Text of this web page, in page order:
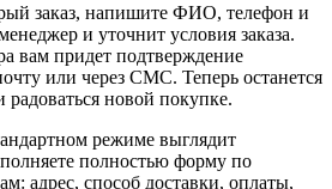
заказ, напишите ФИО, телефон и
и уточнит условия заказа.
вам придет подтверждение
или через СМС. Теперь останется
радоваться новой покупке.
режиме выглядит
полностью форму по
адрес, способ доставки, оплаты,